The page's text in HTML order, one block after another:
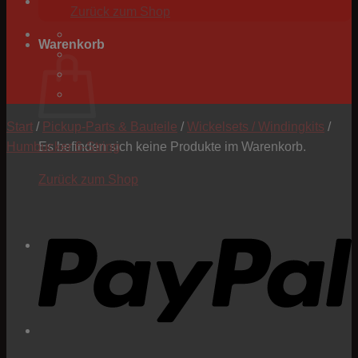
Zurück zum Shop
Warenkorb
Es befinden sich keine Produkte im Warenkorb.
Zurück zum Shop
Start / Pickup-Parts & Bauteile / Wickelsets / Windingkits /
Humbucker 6-String